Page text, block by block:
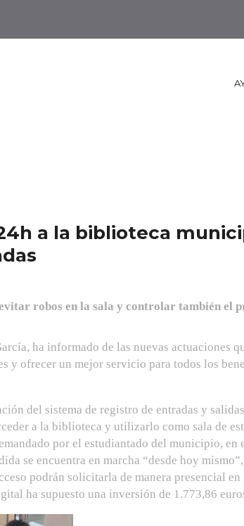
a la biblioteca
robos en la sala y controlar también el
ha informado de las nuevas actuaciones
ofrecer un mejor servicio para todos los
del sistema de registro de entradas y
a la biblioteca y utilizarlo como sala de
por el estudiantado del municipio, en
se encuentra en marcha “desde hoy
podrán solicitarla de manera presencial
ha supuesto una inversión de 1.773,86